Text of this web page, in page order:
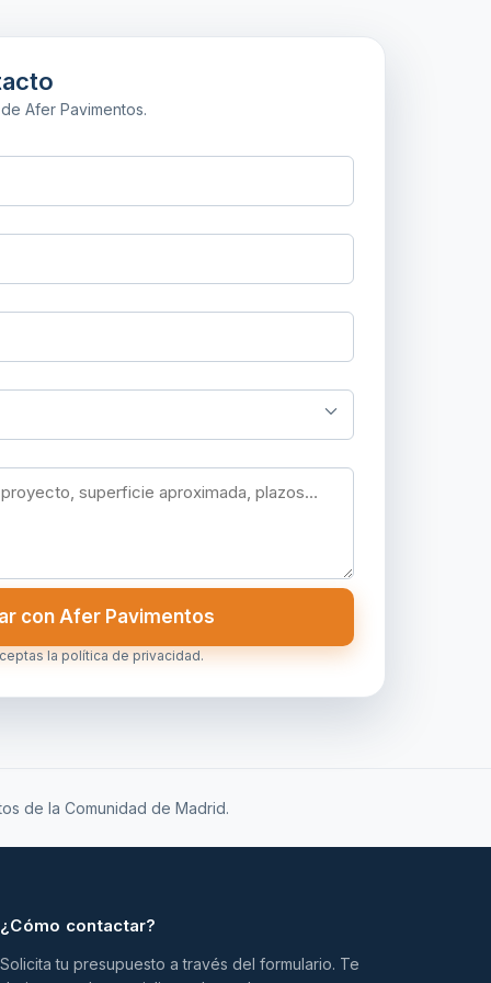
Afer Pavimentos.
con Afer Pavimentos
la política de privacidad.
de la Comunidad de Madrid.
¿Cómo contactar?
Solicita tu presupuesto a través del formulario. Te